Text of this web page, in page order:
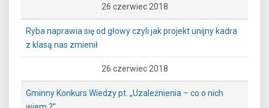
26 czerwiec 2018
Ryba naprawia się od głowy czyli jak projekt unijny kadra
z klasą nas zmienił
26 czerwiec 2018
Gminny Konkurs Wiedzy pt. „Uzależnienia – co o nich